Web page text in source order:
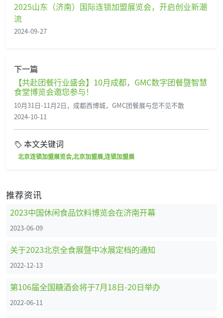
2025山东（济南）国际连锁加盟展览会，开启创业新潮
流
2024-09-27
下一篇
【共赴团餐行业盛会】10月成都，GMC数字团餐暨智慧
食堂博览会邀您参与！
10月31日-11月2日，成都西博城，GMC团餐展与您不见不散
2024-10-11
本文关键词
北京连锁加盟展览会,北京加盟展,连锁加盟展
推荐资讯
2023中国休闲食品饮料博览会在济南开幕
2023-06-09
关于2023北京全食展暨中冰展定档的通知
2022-12-13
第106届全国糖酒会将于7月18日-20日举办
2022-06-11